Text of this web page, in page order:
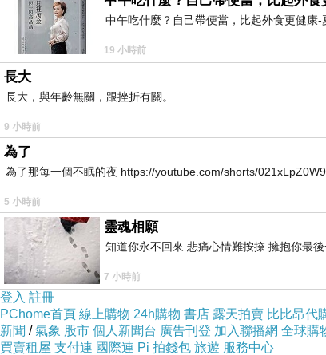
只要把香蕉加熱過再吃
就不會吃完就胃痛
所以我家的香蕉
多半都拿來做蛋糕或是做三明治
中午吃什麼？自己帶便當，比起外食更健康
19 小時前
長大
長大，與年齡無關，跟挫折有關。
9 小時前
為了
為了那每一個不眠的夜 https://youtube.com/shorts/
5 小時前
靈魂相願
知道你永不回來 悲痛心情難按捺 擁抱你最
7 小時前
登入 註冊
PChome首頁 線上購物 24h購物 書店 露天拍賣 比比昂代
新聞 /氣象 股市 個人新聞台 廣告刊登 加入聯播網 全球購
買賣租屋 支付連 國際連 Pi 拍錢包 旅遊 服務中心